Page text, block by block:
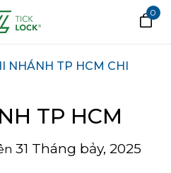
0
NHÁNH TP HCM CHI
TP HCM
31 Tháng bảy, 2025